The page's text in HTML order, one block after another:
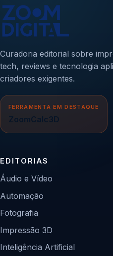
Curadoria editorial sobre
tech, reviews e tecnologia
criadores exigentes.
FERRAMENTA EM DESTAQUE
ZoomCalc3D
EDITORIAS
Áudio e Vídeo
Automação
Fotografia
Impressão 3D
Inteligência Artificial